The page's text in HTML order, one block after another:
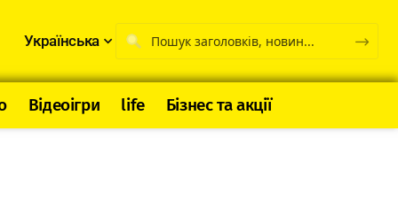
Українська
Відеоігри life Бізнес та акції